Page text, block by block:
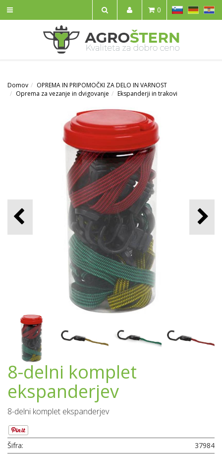
IŠČI
SL HR
0
Domov
OPREMA IN PRIPOMOČKI ZA DELO IN VARNOST
Oprema za vezanje in dvigovanje
Ekspanderji in trakovi
8-delni komplet
ekspanderjev
8-delni komplet ekspanderjev
Šifra:
37984